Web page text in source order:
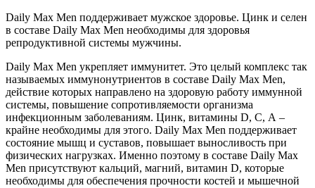
Daily Max Men поддерживает мужское здоровье. Цинк и селен
в составе Daily Max Men необходимы для здоровья
репродуктивной системы мужчины.
Daily Max Men укрепляет иммунитет. Это целый комплекс так
называемых иммунонутриентов в составе Daily Max Men,
действие которых направлено на здоровую работу иммунной
системы, повышение сопротивляемости организма
инфекционным заболеваниям. Цинк, витамины D, С, А –
крайне необходимы для этого. Daily Max Men поддерживает
состояние мышц и суставов, повышает выносливость при
физических нагрузках. Именно поэтому в составе Daily Max
Men присутствуют кальций, магний, витамин D, которые
необходимы для обеспечения прочности костей и мышечной